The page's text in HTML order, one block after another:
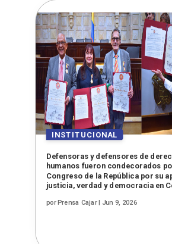
Defensoras y defensores de
humanos fueron condecorados
Congreso de la República por su
justicia, verdad y democracia en
porPrensa Cajar| Jun 9, 2026